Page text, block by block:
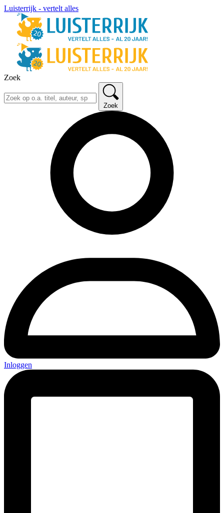
Luisterrijk - vertelt alles
Zoek
Zoek
Inloggen